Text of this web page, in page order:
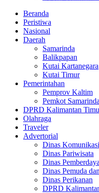
Beranda
Peristiwa
Nasional
Daerah
Samarinda
Balikpapan
Kutai Kartanegara
Kutai Timur
Pemerintahan
Pemprov Kaltim
Pemkot Samarinda
DPRD Kalimantan
Olahraga
Traveler
Advertorial
Dinas
Dinas Pariwisata
Dinas
Dinas Pemuda
Dinas Perikanan
DPRD